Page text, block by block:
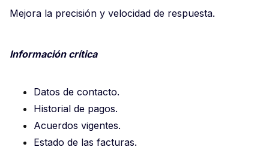
Mejora la precisión y velocidad de respuesta.
Información crítica
Datos de contacto.
Historial de pagos.
Acuerdos vigentes.
Estado de las facturas.